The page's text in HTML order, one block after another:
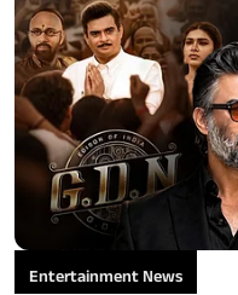
Entertainment News